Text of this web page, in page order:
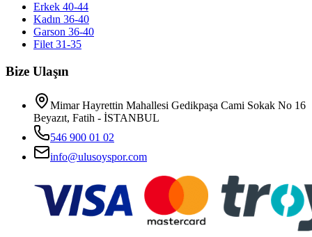
Erkek 40-44
Kadın 36-40
Garson 36-40
Filet 31-35
Bize Ulaşın
Mimar Hayrettin Mahallesi Gedikpaşa Cami Sokak No 16
Beyazıt, Fatih - İSTANBUL
546 900 01 02
info@ulusoyspor.com